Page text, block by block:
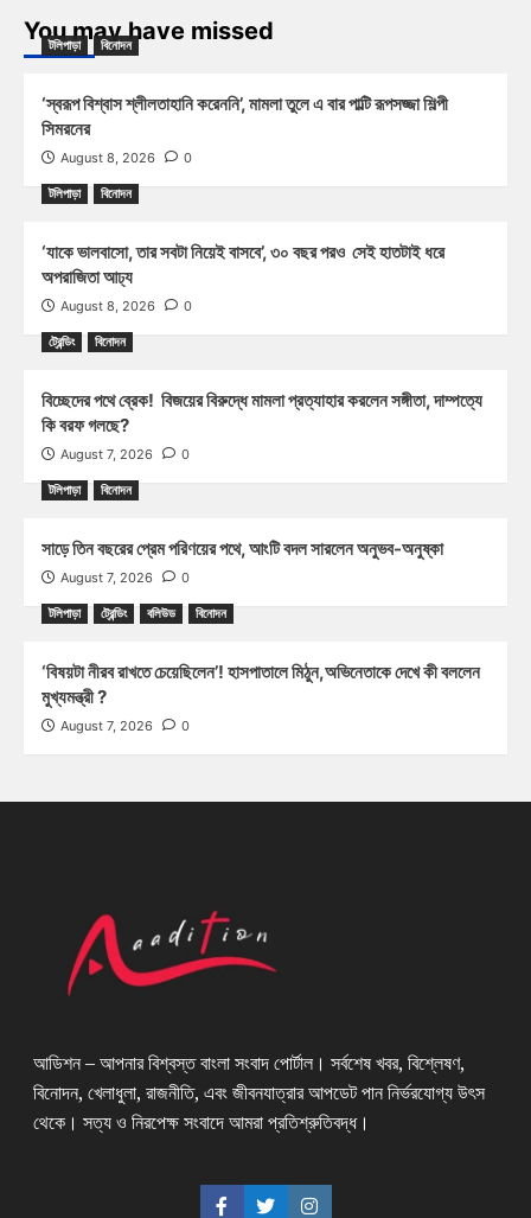
You may have missed
টলিপাড়া বিনোদন
‘স্বরূপ বিশ্বাস শ্লীলতাহানি করেননি’, মামলা তুলে এ বার পাল্টি রূপসজ্জা শিল্পী
সিমরনের
August 8, 2026 0
টলিপাড়া বিনোদন
‘যাকে ভালবাসো, তার সবটা নিয়েই বাসবে’, ৩০ বছর পরও সেই হাতটাই ধরে
অপরাজিতা আঢ্য
August 8, 2026 0
ট্রেন্ডিং বিনোদন
বিচ্ছেদের পথে ব্রেক! বিজয়ের বিরুদ্ধে মামলা প্রত্যাহার করলেন সঙ্গীতা, দাম্পত্যে
কি বরফ গলছে?
August 7, 2026 0
টলিপাড়া বিনোদন
সাড়ে তিন বছরের প্রেম পরিণয়ের পথে, আংটি বদল সারলেন অনুভব-অনুষ্কা
August 7, 2026 0
টলিপাড়া ট্রেন্ডিং বলিউড বিনোদন
‘বিষয়টা নীরব রাখতে চেয়েছিলেন’! হাসপাতালে মিঠুন,অভিনেতাকে দেখে কী বললেন
মুখ্যমন্ত্রী ?
August 7, 2026 0
আডিশন – আপনার বিশ্বস্ত বাংলা সংবাদ পোর্টাল। সর্বশেষ খবর, বিশ্লেষণ,
বিনোদন, খেলাধুলা, রাজনীতি, এবং জীবনযাত্রার আপডেট পান নির্ভরযোগ্য উৎস
থেকে। সত্য ও নিরপেক্ষ সংবাদে আমরা প্রতিশ্রুতিবদ্ধ।